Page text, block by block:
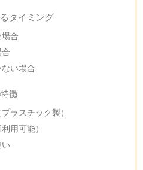
タイミング
合
い場合
徴
ラスチック製）
用可能）